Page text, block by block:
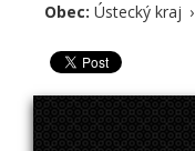
Obec: Ústecký kraj ›